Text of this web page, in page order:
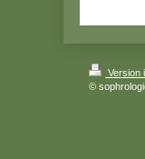
Version
©